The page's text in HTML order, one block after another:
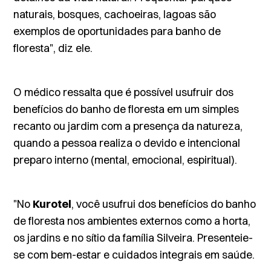
naturais, bosques, cachoeiras, lagoas são
exemplos de oportunidades para banho de
floresta", diz ele.
O médico ressalta que é possível usufruir dos
benefícios do banho de floresta em um simples
recanto ou jardim com a presença da natureza,
quando a pessoa realiza o devido e intencional
preparo interno (mental, emocional, espiritual).
"No Kurotel, você usufrui dos benefícios do banho
de floresta nos ambientes externos como a horta,
os jardins e no sítio da família Silveira. Presenteie-
se com bem-estar e cuidados integrais em saúde.